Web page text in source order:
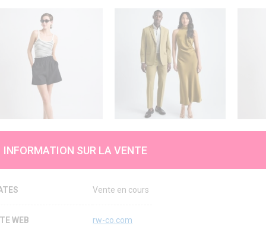
INFORMATION SUR LA VENTE
Vente en cours
WEB rw-co.com